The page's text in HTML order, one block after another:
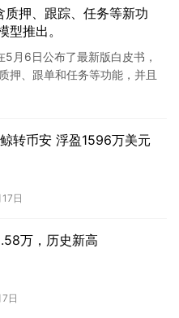
质押、跟踪、任务等新功
推出。
月6日公布了最新版白皮书，
押、跟单和任务等功能，并且
种保证金等特…
转币安 浮盈1596万美元
日
万，历史新高
日